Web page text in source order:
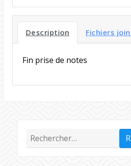
Description Fichiers
Fin prise de notes
Rechercher :